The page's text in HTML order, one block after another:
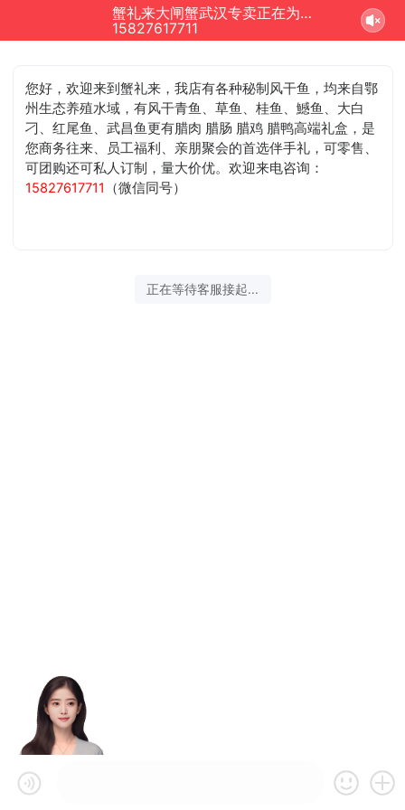
蟹礼来大闸蟹武汉专卖正在为您服务
15827617711
您好，欢迎来到蟹礼来，我店有各种秘制风干鱼，均来自鄂
州生态养殖水域，有风干青鱼、草鱼、桂鱼、鱤鱼、大白
刁、红尾鱼、武昌鱼更有腊肉 腊肠 腊鸡 腊鸭高端礼盒，是
您商务往来、员工福利、亲朋聚会的首选伴手礼，可零售、
可团购还可私人订制，量大价优。欢迎来电咨询：
15827617711
（微信同号）
正在等待客服接起...